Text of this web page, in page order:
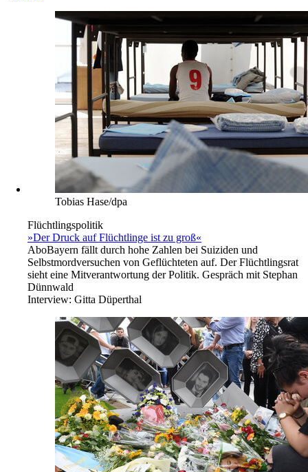
Tobias Hase/dpa
Flüchtlingspolitik
»Der Druck auf Flüchtlinge ist zu groß«
AboBayern fällt durch hohe Zahlen bei Suiziden und
Selbstmordversuchen von Geflüchteten auf. Der Flüchtlingsrat
sieht eine Mitverantwortung der Politik. Gespräch mit Stephan
Dünnwald
Interview: Gitta Düperthal